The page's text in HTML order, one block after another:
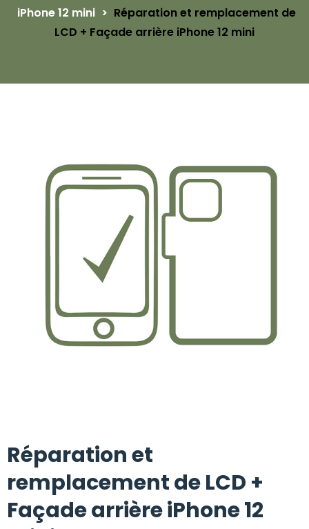
iPhone 12 mini > Réparation et remplacement de
LCD + Façade arrière iPhone 12 mini
Réparation et
remplacement de LCD +
Façade arrière iPhone 12